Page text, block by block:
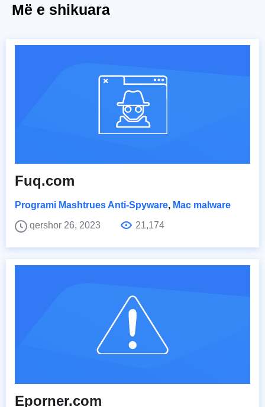
Më e shikuara
Fuq.com
Programi Mashtrues Anti-Spyware, Mac malware
qershor 26, 2023
21,174
Eporner.com